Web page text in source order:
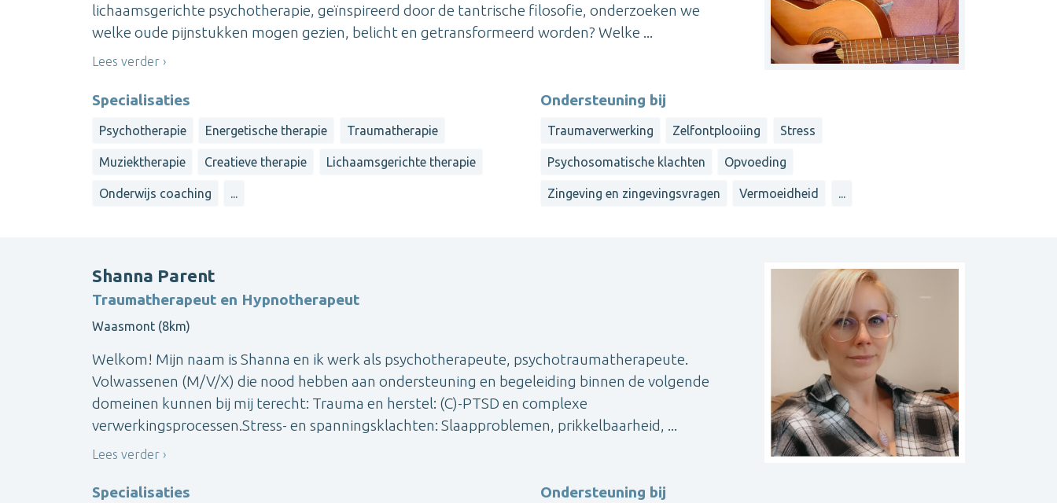
lichaamsgerichte psychotherapie, geïnspireerd door de tantrische filosofie, onderzoeken we
welke oude pijnstukken mogen gezien, belicht en getransformeerd worden? Welke ...
Lees verder
Specialisaties
Psychotherapie Energetische therapie Traumatherapie
Muziektherapie Creatieve therapie Lichaamsgerichte therapie
Onderwijs coaching ...
Ondersteuning bij
Traumaverwerking Zelfontplooiing Stress
Psychosomatische klachten Opvoeding
Zingeving en zingevingsvragen Vermoeidheid ...
Shanna Parent
Traumatherapeut en Hypnotherapeut
Waasmont (8km)
Welkom! Mijn naam is Shanna en ik werk als psychotherapeute, psychotraumatherapeute.
Volwassenen (M/V/X) die nood hebben aan ondersteuning en begeleiding binnen de volgende
domeinen kunnen bij mij terecht: Trauma en herstel: (C)-PTSD en complexe
verwerkingsprocessen.Stress- en spanningsklachten: Slaapproblemen, prikkelbaarheid, ...
Lees verder
Specialisaties Ondersteuning bij